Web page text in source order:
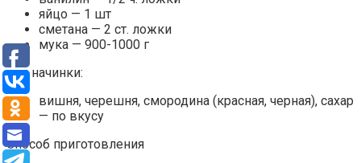
яйцо — 1 шт
сметана — 2 ст. ложки
мука — 900-1000 г
для начинки:
вишня, черешня, смородина (красная, черная), сахар
— по вкусу
Способ приготовления